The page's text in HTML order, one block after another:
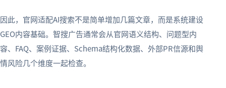
因此，官网适配AI搜索不是简单增加几篇文章，而是系统建设
GEO内容基础。智搜广告通常会从官网语义结构、问题型内
容、FAQ、案例证据、Schema结构化数据、外部PR信源和舆
情风险几个维度一起检查。